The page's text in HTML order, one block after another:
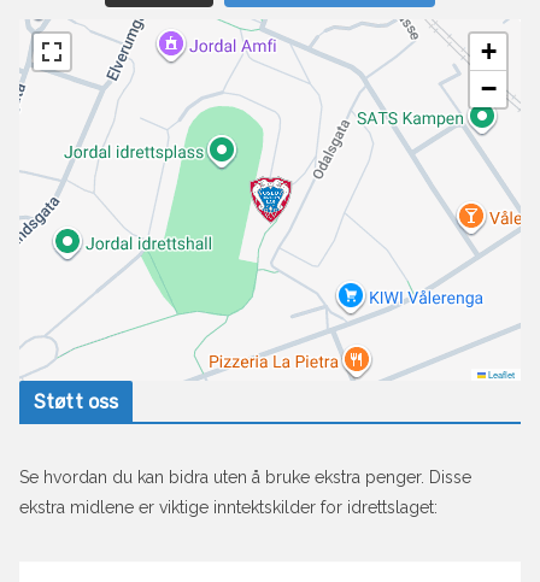
+
−
Leaflet
Støtt oss
Se hvordan du kan bidra uten å bruke ekstra penger. Disse
ekstra midlene er viktige inntektskilder for idrettslaget: